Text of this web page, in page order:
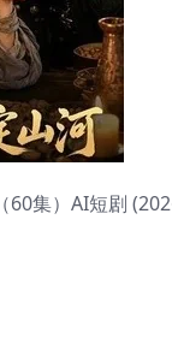
60集）AI短剧